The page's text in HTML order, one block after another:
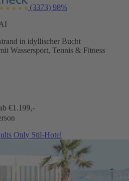
(3373) 98%
in idyllischer Bucht
Wassersport, Tennis & Fitness
€1.199,-
Only Stil-Hotel